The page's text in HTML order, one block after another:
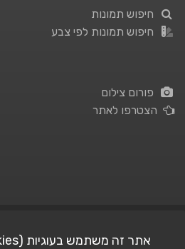
חיפוש תמונות
חיפוש תמונות לפי צבע
פורום צילום
הצטרפו לאתר